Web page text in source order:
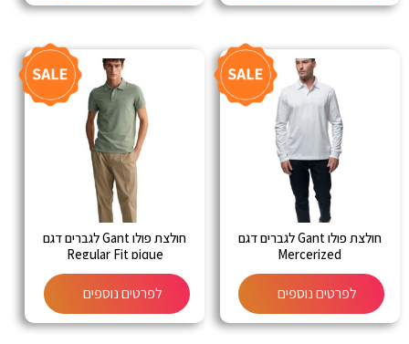
חולצת פולו Gant לגברים דגם
Mercerized
לפרטים נוספים
חולצת פולו Gant לגברים דגם
Regular Fit pique
לפרטים נוספים